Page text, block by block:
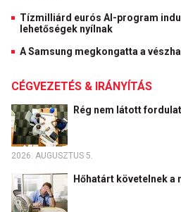
Tízmilliárd eurós AI-program
lehetőségek nyílnak
A Samsung megkongatta a
CÉGVEZETÉS & IRÁNYÍTÁS
Rég nem látott
2026. AUGUSZTUS 5.
Hőhatárt követelnek a